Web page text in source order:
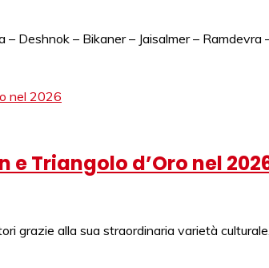
– Bikaner – Jaisalmer – Ramdevra
Triangolo d’Oro nel
grazie alla sua straordinaria varietà